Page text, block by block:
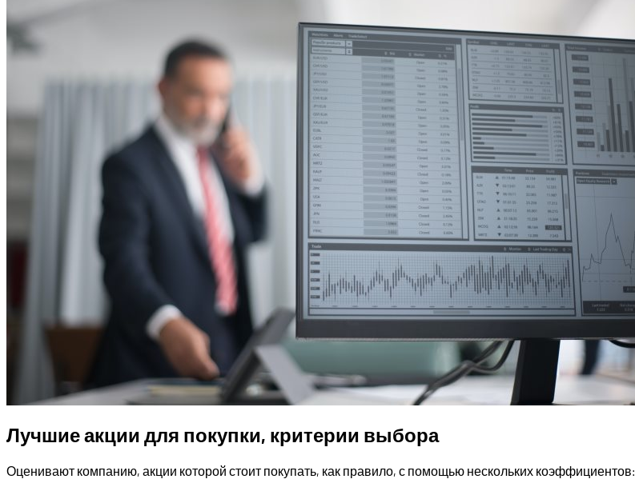
Лучшие акции для покупки, критерии выбора
Оценивают компанию, акции которой стоит покупать, как правило, с помощью нескольких коэффициентов: